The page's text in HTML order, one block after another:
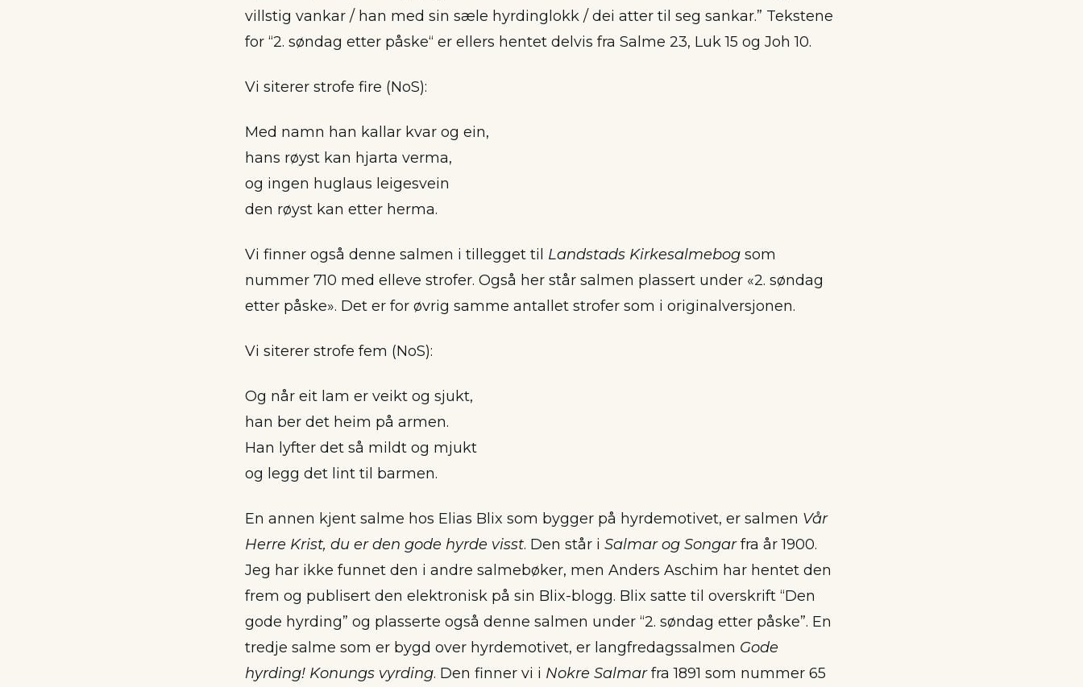
villstig vankar / han med sin sæle hyrdinglokk / dei atter til seg sankar.” Tekstene
for “2. søndag etter påske“ er ellers hentet delvis fra Salme 23, Luk 15 og Joh 10.
Vi siterer strofe fire (NoS):
Med namn han kallar kvar og ein,
hans røyst kan hjarta verma,
og ingen huglaus leigesvein
den røyst kan etter herma.
Vi finner også denne salmen i tillegget til Landstads Kirkesalmebog som
nummer 710 med elleve strofer. Også her står salmen plassert under «2. søndag
etter påske». Det er for øvrig samme antallet strofer som i originalversjonen.
Vi siterer strofe fem (NoS):
Og når eit lam er veikt og sjukt,
han ber det heim på armen.
Han lyfter det så mildt og mjukt
og legg det lint til barmen.
En annen kjent salme hos Elias Blix som bygger på hyrdemotivet, er salmen Vår
Herre Krist, du er den gode hyrde visst. Den står i Salmar og Songarfra år 1900.
Jeg har ikke funnet den i andre salmebøker, men Anders Aschim har hentet den
frem og publisert den elektronisk på sin Blix-blogg. Blix satte til overskrift “Den
gode hyrding” og plasserte også denne salmen under “2. søndag etter påske”. En
tredje salme som er bygd over hyrdemotivet, er langfredagssalmen Gode
hyrding! Konungs vyrding. Den finner vi i Nokre Salmarfra 1891 som nummer 65